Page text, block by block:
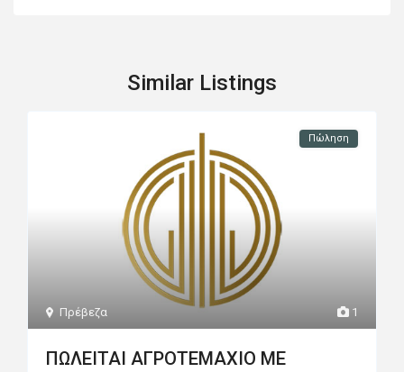
Similar Listings
1
Πρέβεζα
Πώληση
ΠΩΛΕΙΤΑΙ ΑΓΡΟΤΕΜΑΧΙΟ ΜΕ